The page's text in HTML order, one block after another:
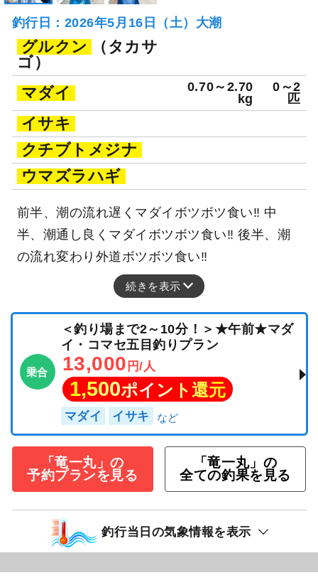
釣行日：2026年5月16日（土）大潮
グルクン
（タカサ
ゴ）
マダイ
0.70～2.70
kg
0～2
匹
イサキ
クチブトメジナ
ウマズラハギ
前半、潮の流れ遅くマダイボツボツ食い‼ 中
半、潮通し良くマダイボツボツ食い‼ 後半、潮
の流れ変わり外道ボツボツ食い‼
続きを表示
乗合
＜釣り場まで2～10分！＞★午前★マダ
イ・コマセ五目釣りプラン
13,000 円/人
1,500ポイント還元
マダイ イサキ
「竜一丸」の
予約プランを見る
「竜一丸」の
全ての釣果を見る
釣行当日の気象情報を表示